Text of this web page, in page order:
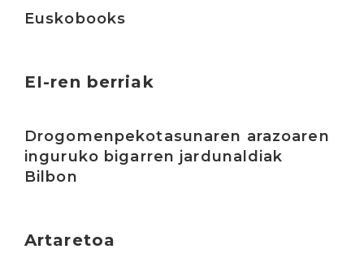
Euskobooks
EI-ren berriak
Drogomenpekotasunaren arazoaren
inguruko bigarren jardunaldiak
Bilbon
Artaretoa